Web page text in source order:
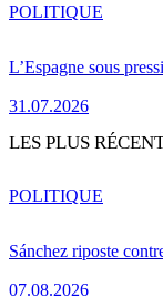
L’Espagne sous
31.07.2026
POLITIQUE
LES PLUS
Sánchez riposte
07.08.2026
POLITIQUE